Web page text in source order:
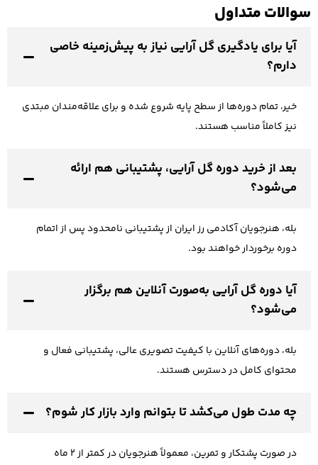
سوالات متداول
آیا برای یادگیری گل آرایی نیاز به پیش‌زمینه خاصی
دارم؟
خیر، تمام دوره‌ها از سطح پایه شروع شده و برای علاقه‌مندان مبتدی
نیز کاملاً مناسب هستند.
بعد از خرید دوره گل آرایی، پشتیبانی هم ارائه
می‌شود؟
بله، هنرجویان آکادمی رز ایران از پشتیبانی نامحدود پس از اتمام
دوره برخوردار خواهند بود.
آیا دوره گل آرایی به‌صورت آنلاین هم برگزار
می‌شود؟
بله، دوره‌های آنلاین با کیفیت تصویری عالی، پشتیبانی فعال و
محتوای کامل در دسترس هستند.
چه مدت طول می‌کشد تا بتوانم وارد بازار کار شوم؟
در صورت پشتکار و تمرین، معمولاً هنرجویان در کمتر از ۲ ماه